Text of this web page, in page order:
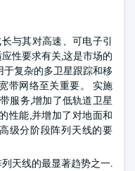
与其对高速、可电子引
性要求有关,这是市场的
复杂的多卫星跟踪和移
带网络至关重要。 实施
服务,增加了低轨道卫星
性能,并增加了对地面和
级分阶段阵列天线的要
天线的最显著趋势之一.